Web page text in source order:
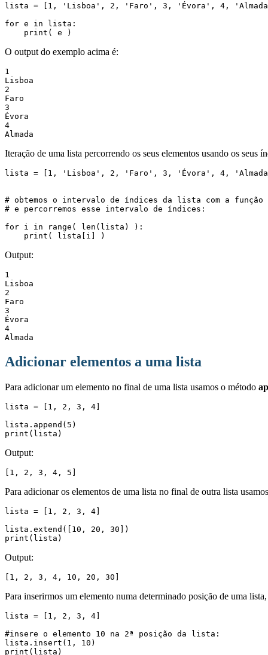
lista = [1, 'Lisboa', 2, 'Faro', 3, 'Évora', 4,
for e in lista:
    print( e )
O output do exemplo acima é:
1
Lisboa
2
Faro
3
Évora
4
Almada
Iteração de uma lista percorrendo os seus elementos usando os seus
lista = [1, 'Lisboa', 2, 'Faro', 3, 'Évora', 4,
# obtemos o intervalo de índices da lista com a função
# e percorremos esse intervalo de índices:
for i in range( len(lista) ):
    print( lista[i] )
Output:
1
Lisboa
2
Faro
3
Évora
4
Almada
Adicionar elementos a uma lista
Para adicionar um elemento no final de uma lista usamos o método
lista = [1, 2, 3, 4]
lista.append(5)
print(lista)
Output:
[1, 2, 3, 4, 5]
Para adicionar os elementos de uma lista no final de outra lista
lista = [1, 2, 3, 4]
lista.extend([10, 20, 30])
print(lista)
Output:
[1, 2, 3, 4, 10, 20, 30]
Para inserirmos um elemento numa determinado posição de uma
lista = [1, 2, 3, 4]
#insere o elemento 10 na 2ª posição da lista:
lista.insert(1, 10)
print(lista)